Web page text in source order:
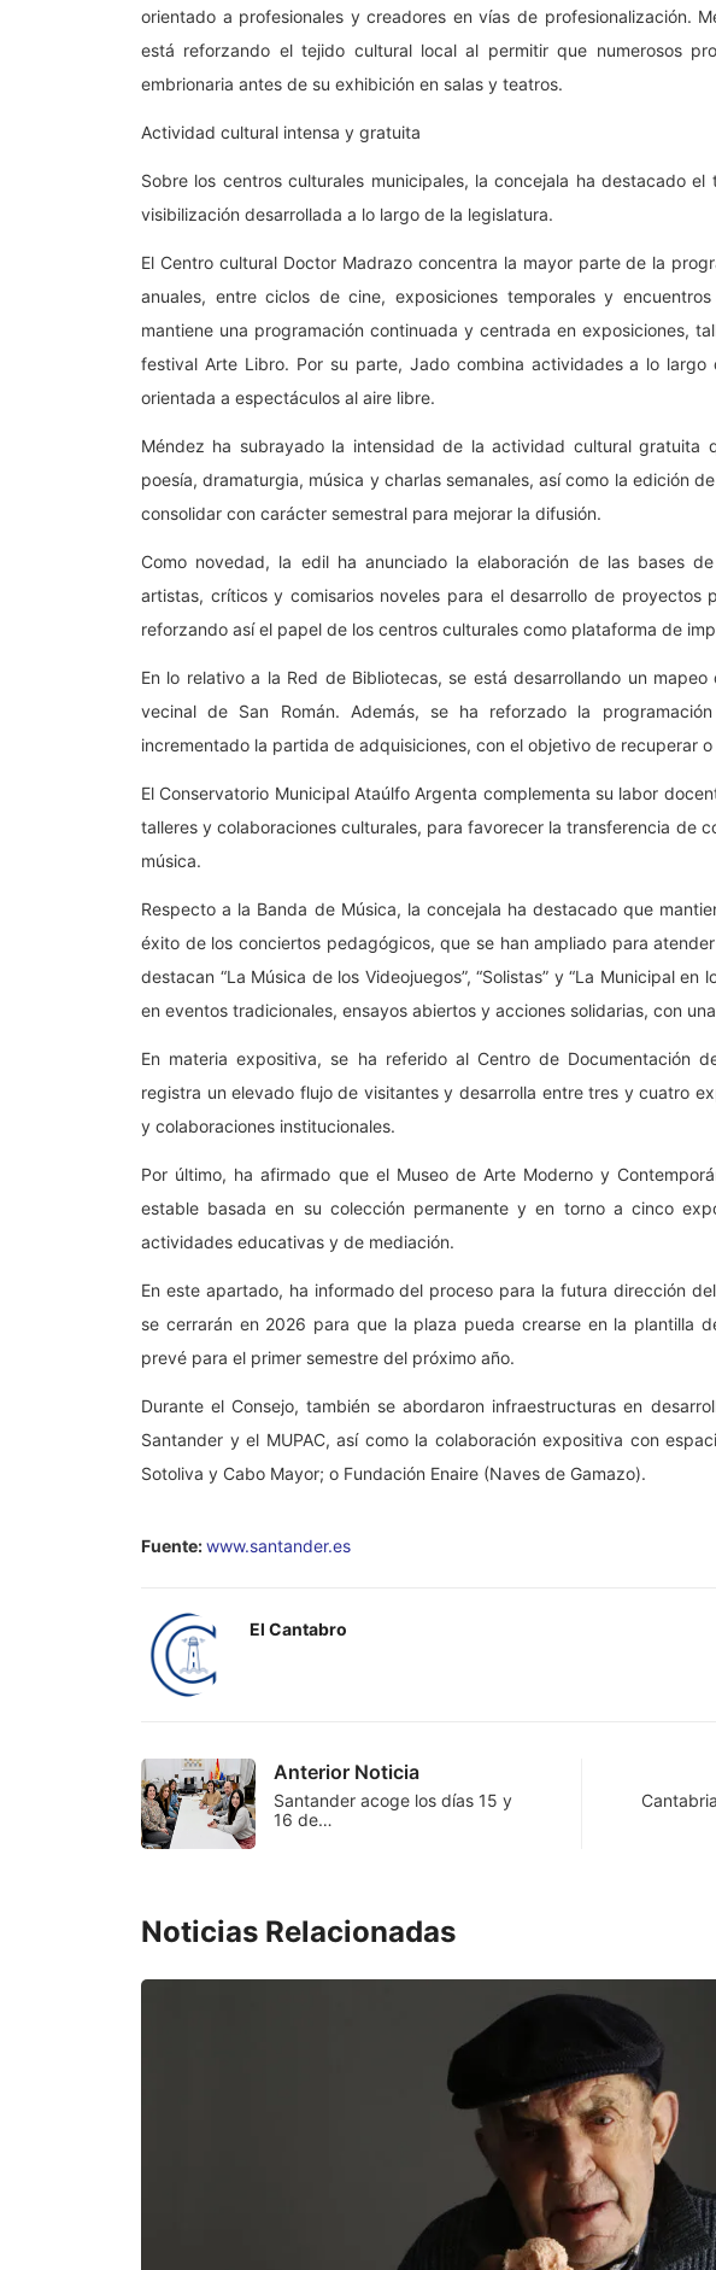
orientado a profesionales y creadores en vías de profesionalización.
está reforzando el tejido cultural local al permitir que numerosos
embrionaria antes de su exhibición en salas y teatros.
Actividad cultural intensa y gratuita
Sobre los centros culturales municipales, la concejala ha destacado
visibilización desarrollada a lo largo de la legislatura.
El Centro cultural Doctor Madrazo concentra la mayor parte de la
anuales, entre ciclos de cine, exposiciones temporales y
mantiene una programación continuada y centrada en exposiciones,
festival Arte Libro. Por su parte, Jado combina actividades a lo largo
orientada a espectáculos al aire libre.
Méndez ha subrayado la intensidad de la actividad cultural gratuita
poesía, dramaturgia, música y charlas semanales, así como la edición
consolidar con carácter semestral para mejorar la difusión.
Como novedad, la edil ha anunciado la elaboración de las bases
artistas, críticos y comisarios noveles para el desarrollo de proyectos
reforzando así el papel de los centros culturales como plataforma de
En lo relativo a la Red de Bibliotecas, se está desarrollando un
vecinal de San Román. Además, se ha reforzado la
incrementado la partida de adquisiciones, con el objetivo de recuperar
El Conservatorio Municipal Ataúlfo Argenta complementa su labor
talleres y colaboraciones culturales, para favorecer la transferencia de
música.
Respecto a la Banda de Música, la concejala ha destacado que
éxito de los conciertos pedagógicos, que se han ampliado para
destacan “La Música de los Videojuegos”, “Solistas” y “La Municipal en
en eventos tradicionales, ensayos abiertos y acciones solidarias, con
En materia expositiva, se ha referido al Centro de Documentación
registra un elevado flujo de visitantes y desarrolla entre tres y cuatro
y colaboraciones institucionales.
Por último, ha afirmado que el Museo de Arte Moderno y
estable basada en su colección permanente y en torno a cinco
actividades educativas y de mediación.
En este apartado, ha informado del proceso para la futura dirección
se cerrarán en 2026 para que la plaza pueda crearse en la plantilla
prevé para el primer semestre del próximo año.
Durante el Consejo, también se abordaron infraestructuras en
Santander y el MUPAC, así como la colaboración expositiva con
Sotoliva y Cabo Mayor; o Fundación Enaire (Naves de Gamazo).
Fuente:www.santander.es
El Cantabro
Anterior Noticia
Santander acoge los días 15 y
16 de…
Noticias Relacionadas